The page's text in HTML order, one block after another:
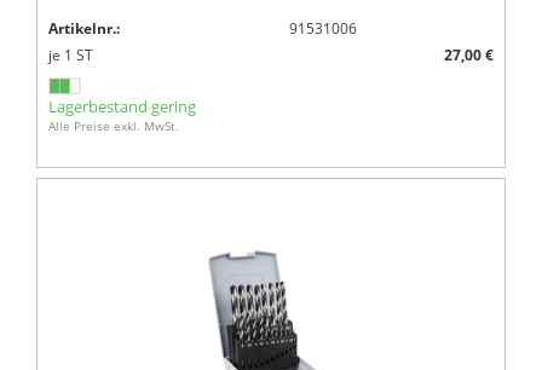
Artikelnr.:
91531006
je 1 ST 27,00 €
Lagerbestand gering
Alle Preise exkl. MwSt.